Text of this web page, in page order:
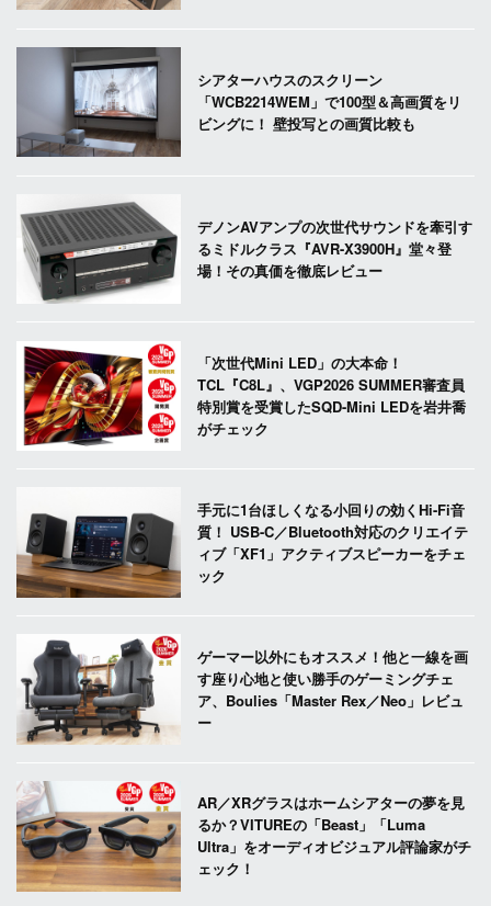
シアターハウスのスクリーン
「WCB2214WEM」で100型＆高画質をリ
ビングに！ 壁投写との画質比較も
デノンAVアンプの次世代サウンドを牽引す
るミドルクラス『AVR-X3900H』堂々登
場！その真価を徹底レビュー
「次世代Mini LED」の大本命！
TCL『C8L』、VGP2026 SUMMER審査員
特別賞を受賞したSQD-Mini LEDを岩井喬
がチェック
手元に1台ほしくなる小回りの効くHi-Fi音
質！ USB-C／Bluetooth対応のクリエイテ
ィブ「XF1」アクティブスピーカーをチェ
ック
ゲーマー以外にもオススメ！他と一線を画
す座り心地と使い勝手のゲーミングチェ
ア、Boulies「Master Rex／Neo」レビュ
ー
AR／XRグラスはホームシアターの夢を見
るか？VITUREの「Beast」「Luma
Ultra」をオーディオビジュアル評論家がチ
ェック！